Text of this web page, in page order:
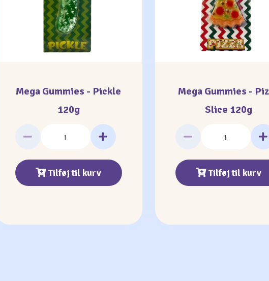
Mega Gummies - Pickle
120g
Tilføj til kurv
Mega Gummies -
Slice 120g
Tilføj til kurv